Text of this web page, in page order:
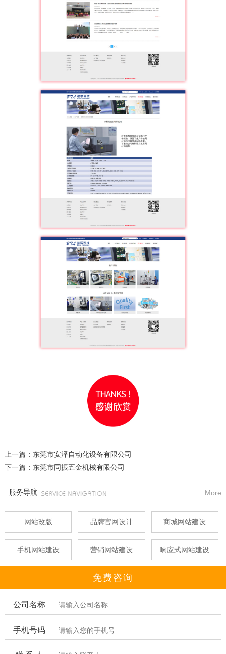
上一篇：东莞市安泽自动化设备有限公司
下一篇：东莞市同振五金机械有限公司
服务导航 More
网站改版 品牌官网设计 商城网站建设
手机网站建设 营销网站建设 响应式网站建设
免费咨询
公司名称
手机号码